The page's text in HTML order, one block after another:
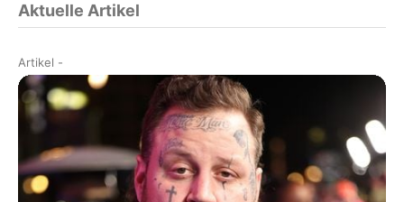
Aktuelle Artikel
Artikel -